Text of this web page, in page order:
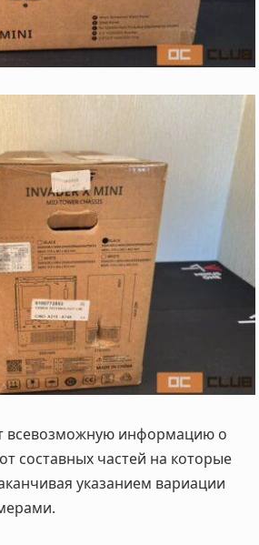
всевозможную информацию о
составных частей на которые
указанием вариации